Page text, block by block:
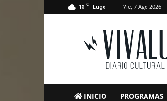
18 C Lugo Vie, 7 Ago 2026
VivaLugo
INICIO PROGRAMAS